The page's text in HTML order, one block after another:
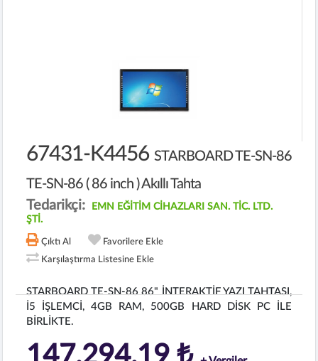
67431-K4456 STARBOARD TE-SN-86
TE-SN-86 ( 86 inch ) Akıllı Tahta
Tedarikçi:
EMN EĞİTİM CİHAZLARI SAN. TİC. LTD.
ŞTİ.
Çıktı Al
Favorilere Ekle
Karşılaştırma Listesine Ekle
STARBOARD TE-SN-86 86" İNTERAKTİF YAZI TAHTASI,
İ5 İŞLEMCİ, 4GB RAM, 500GB HARD DİSK PC İLE
BİRLİKTE.